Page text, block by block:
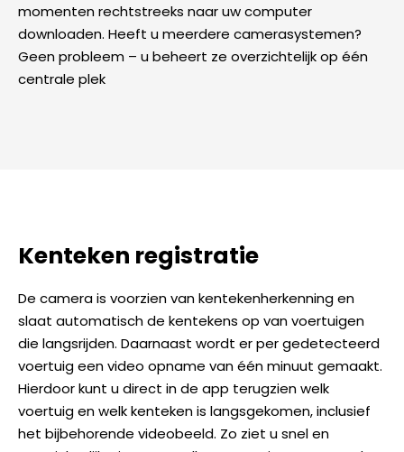
momenten rechtstreeks naar uw computer
downloaden. Heeft u meerdere camerasystemen?
Geen probleem – u beheert ze overzichtelijk op één
centrale plek
Kenteken registratie
De camera is voorzien van kentekenherkenning en
slaat automatisch de kentekens op van voertuigen
die langsrijden. Daarnaast wordt er per gedetecteerd
voertuig een video opname van één minuut gemaakt.
Hierdoor kunt u direct in de app terugzien welk
voertuig en welk kenteken is langsgekomen, inclusief
het bijbehorende videobeeld. Zo ziet u snel en